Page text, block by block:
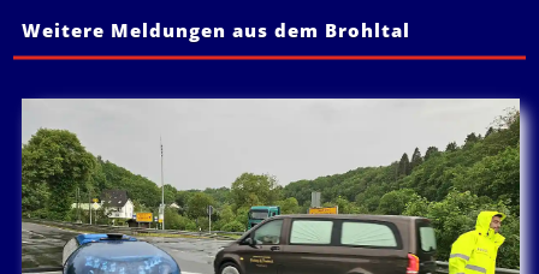
Weitere Meldungen aus dem Brohltal